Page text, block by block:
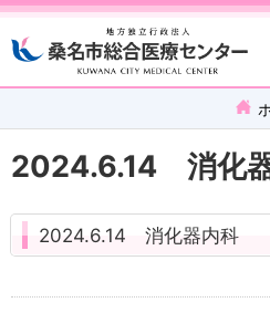
2024.6.14 消化
2024.6.14 消化器内科